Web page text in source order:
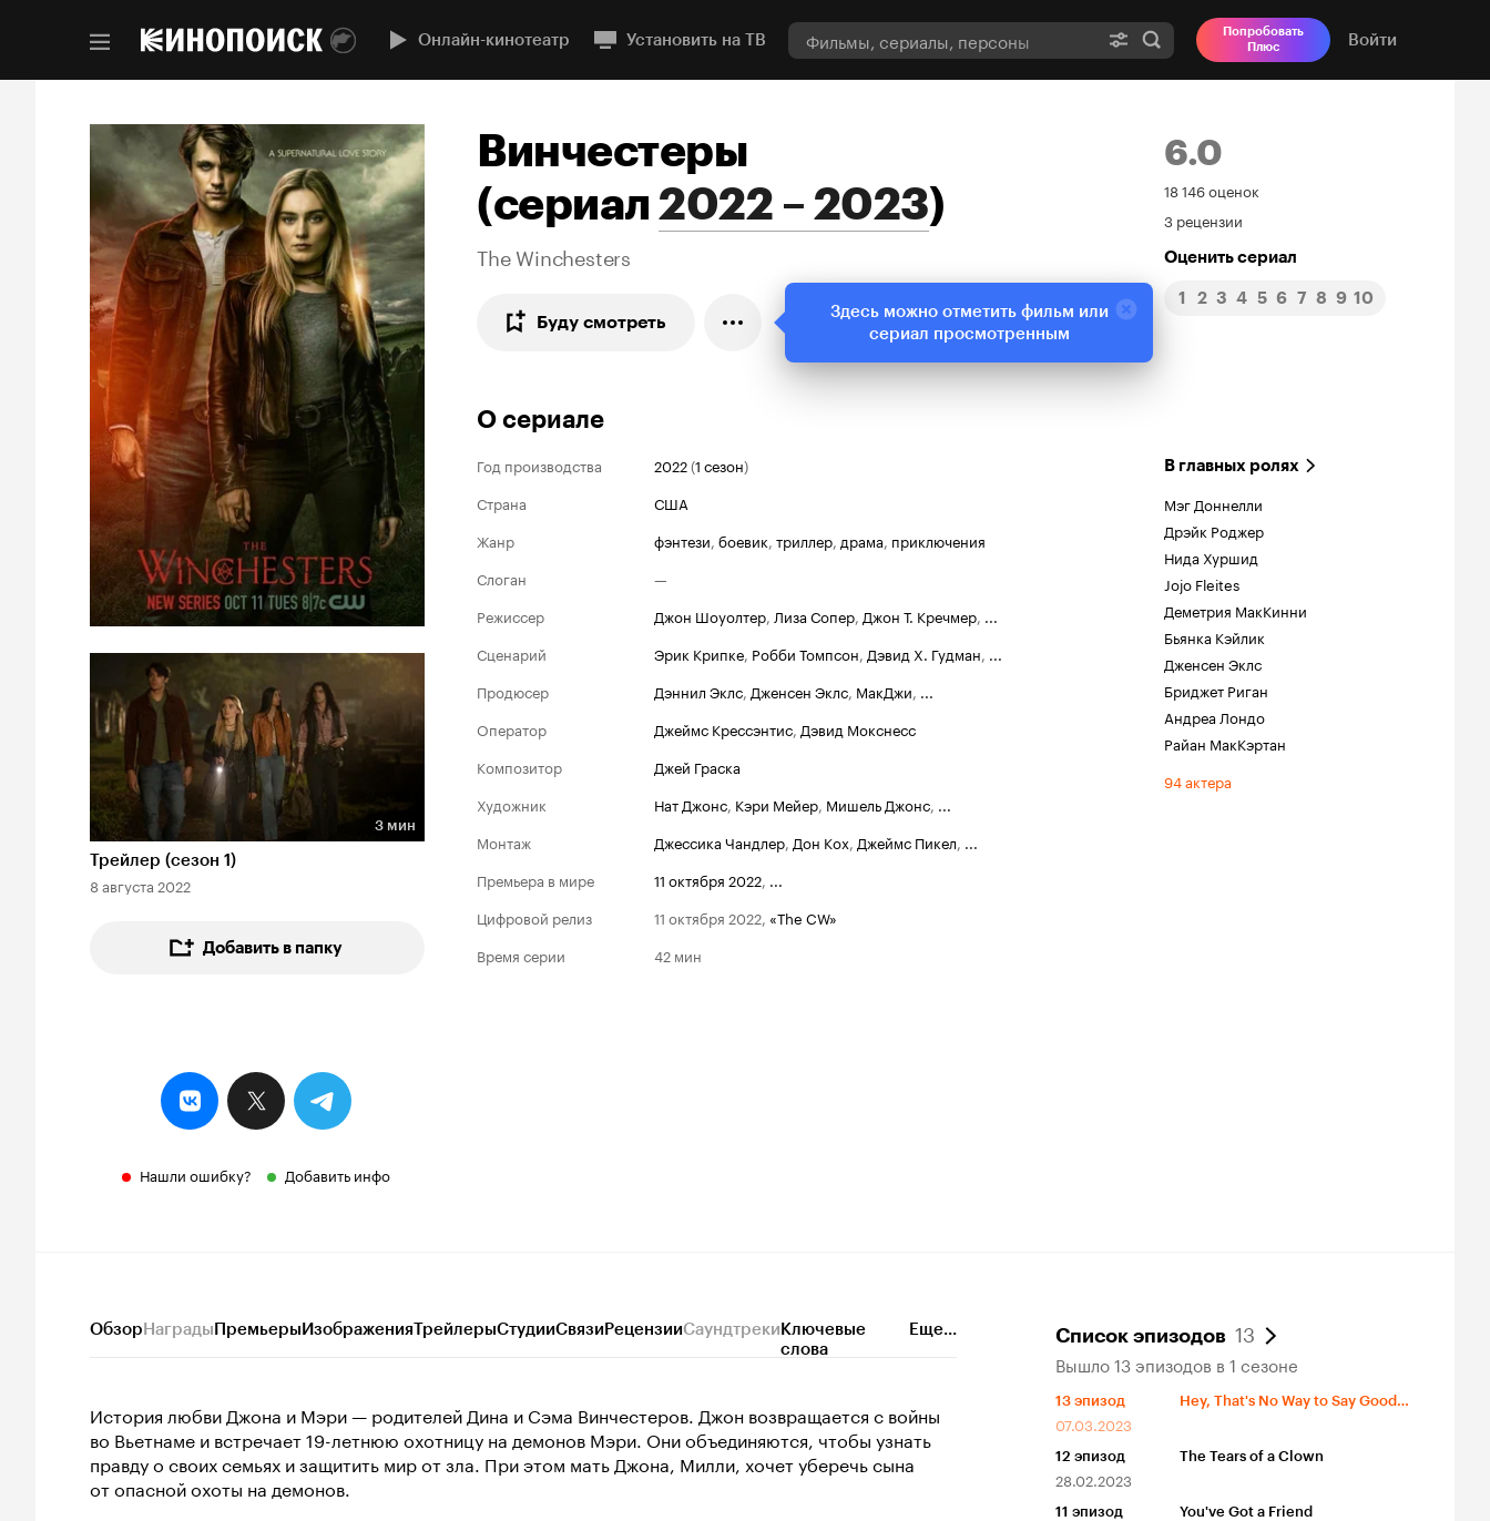
Онлайн-кинотеатр Установить на ТВ
Попробовать
Плюс
Войти
Длительность 3 мин
3 мин
Трейлер (сезон 1)
8 августа 2022
Добавить в папку
Нашли ошибку? Добавить инфо
Винчестеры
(сериал2022 – 2023)
The Winchesters
Буду смотреть
6.0
Рейтинг
Кинопоиска
6.0
18 146 оценок
3 рецензии
Оценить сериал
1 2 3 4 5 6 7 8 9 10
О сериале
Год производства 2022(1 сезон)
Страна
США
Жанр
фэнтези, боевик, триллер, драма, приключения
Слоган
—
Режиссер
Джон Шоуолтер, Лиза Сопер, Джон Т. Кречмер, ...
Сценарий
Эрик Крипке, Робби Томпсон, Дэвид Х. Гудман, ...
Продюсер
Дэннил Эклс, Дженсен Эклс, МакДжи, ...
Оператор
Джеймс Крессэнтис, Дэвид Мокснесс
Композитор
Джей Граска
Художник
Нат Джонс, Кэри Мейер, Мишель Джонс, ...
Монтаж
Джессика Чандлер, Дон Кох, Джеймс Пикел, ...
Премьера в мире
11 октября 2022, ...
Цифровой релиз
11 октября 2022, «The CW»
Время серии
42 мин
В главных ролях
Мэг Доннелли
Дрэйк Роджер
Нида Хуршид
Jojo Fleites
Деметрия МакКинни
Бьянка Кэйлик
Дженсен Эклс
Бриджет Риган
Андреа Лондо
Райан МакКэртан
94 актера
ОбзорНаградыПремьерыИзображенияТрейлерыСтудииСвязиРецензииСаундтрекиКлючевые
слова
Еще...
История любви Джона и Мэри — родителей Дина и Сэма Винчестеров. Джон возвращается с войны
во Вьетнаме и встречает 19-летнюю охотницу на демонов Мэри. Они объединяются, чтобы узнать
правду о своих семьях и защитить мир от зла. При этом мать Джона, Милли, хочет уберечь сына
от опасной охоты на демонов.
Список эпизодов 13
Вышло 13 эпизодов в 1 сезоне
13 эпизод
07.03.2023
Hey, That's No Way to Say Goodbye
12 эпизод
28.02.2023
The Tears of a Clown
11 эпизод You've Got a Friend
Здесь можно отметить фильм или
сериал просмотренным